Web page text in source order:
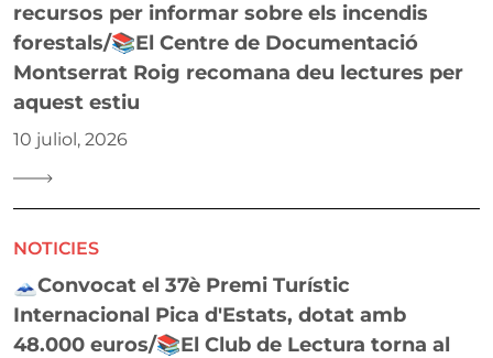
recursos per informar sobre els incendis
forestals/📚El Centre de Documentació
Montserrat Roig recomana deu lectures per
aquest estiu
10 juliol, 2026
NOTICIES
🗻Convocat el 37è Premi Turístic
Internacional Pica d'Estats, dotat amb
48.000 euros/📚El Club de Lectura torna al